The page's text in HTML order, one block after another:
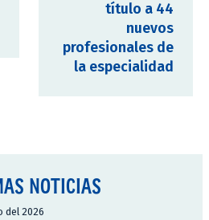
título a 44
nuevos
profesionales de
la especialidad
NOTICIAS
del 2026